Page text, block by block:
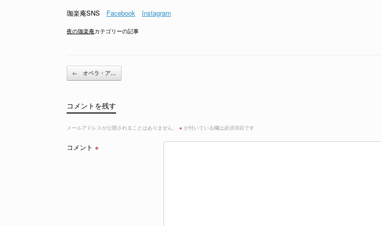
珈楽庵SNS Facebook Instagram
夜の珈楽庵カテゴリーの記事
投稿ナビゲーション
← オペラ・ア…
コメントを残す
メールアドレスが公開されることはありません。 ※ が付いている欄は必須項目です
コメント ※